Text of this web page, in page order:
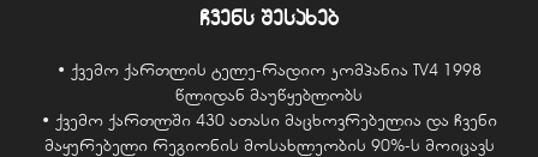
ჩვენს შესახებ
• ქვემო ქართლის ტელე-რადიო კომპანია TV4 1998
წლიდან მაუწყებლობს
• ქვემო ქართლში 430 ათასი მაცხოვრებელია და ჩვენი
მაყურებელი რეგიონის მოსახლეობის 90%-ს მოიცავს